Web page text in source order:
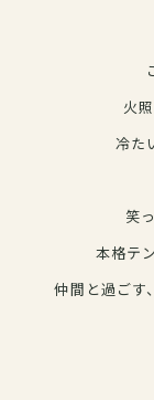
火
冷た
笑
本格テ
仲間と過ごす